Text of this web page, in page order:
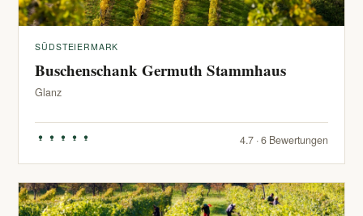
SÜDSTEIERMARK
Buschenschank Germuth Stammhaus
Glanz
4.7 · 6 Bewertungen